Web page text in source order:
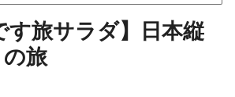
す旅サラダ】日本縦
旅